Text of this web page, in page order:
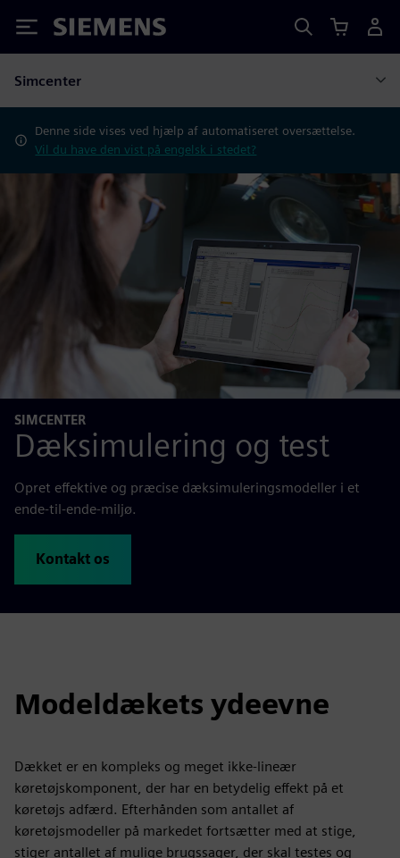
Siemens
Simcenter
Denne side vises ved hjælp af automatiseret oversættelse.
Vil du have den vist på engelsk i stedet?
SIMCENTER
Dæksimulering og test
Opret effektive og præcise dæksimuleringsmodeller i et
ende-til-ende-miljø.
Kontakt os
Modeldækets ydeevne
Dækket er en kompleks og meget ikke-lineær
køretøjskomponent, der har en betydelig effekt på et
køretøjs adfærd. Efterhånden som antallet af
køretøjsmodeller på markedet fortsætter med at stige,
stiger antallet af mulige brugssager, der skal testes og